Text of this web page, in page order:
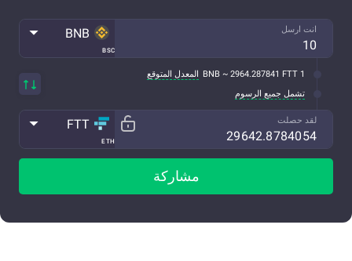
انت ارسل
BSC
BNB
1 BNB ~ 2964.287841 FTT
المعدل المتوقع
تشمل جميع الرسوم
لقد حصلت
ETH
FTT
مشاركة